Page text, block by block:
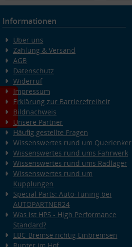
Informationen
Über uns
Zahlung & Versand
AGB
Datenschutz
Widerruf
Impressum
Erklärung zur Barrierefreiheit
Bildnachweis
Unsere Partner
Häufig gestellte Fragen
Wissenswertes rund um Querlenker
Wissenswertes rund ums Fahrwerk
Wissenswertes rund ums Radlager
Wissenswertes rund um
Kupplungen
Special Parts: Auto-Tuning bei
AUTOPARTNER24
Was ist HPS - High Performance
Standard?
EBC-Bremse richtig Einbremsen